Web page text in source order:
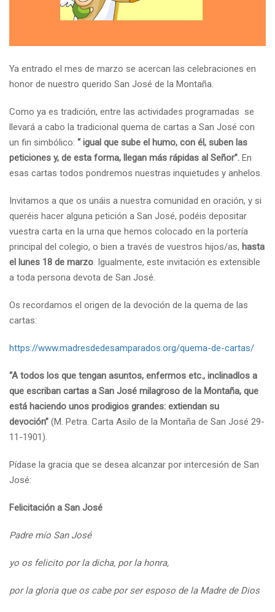
Ya entrado el mes de marzo se acercan las celebraciones en
honor de nuestro querido San José de la Montaña.
Como ya es tradición, entre las actividades programadas se
llevará a cabo la tradicional quema de cartas a San José con
un fin simbólico: “ igual que sube el humo, con él, suben las
peticiones y, de esta forma, llegan más rápidas al Señor”. En
esas cartas todos pondremos nuestras inquietudes y anhelos.
Invitamos a que os unáis a nuestra comunidad en oración, y si
queréis hacer alguna petición a San José, podéis depositar
vuestra carta en la urna que hemos colocado en la portería
principal del colegio, o bien a través de vuestros hijos/as, hasta
el lunes 18 de marzo. Igualmente, este invitación es extensible
a toda persona devota de San José.
Os recordamos el origen de la devoción de la quema de las
cartas:
https://www.madresdedesamparados.org/quema-de-cartas/
“A todos los que tengan asuntos, enfermos etc., inclinadlos a
que escriban cartas a San José milagroso de la Montaña, que
está haciendo unos prodigios grandes: extiendan su
devoción” (M. Petra. Carta Asilo de la Montaña de San José 29-
11-1901).
Pídase la gracia que se desea alcanzar por intercesión de San
José:
Felicitación a San José
Padre mío San José
yo os felicito por la dicha, por la honra,
por la gloria que os cabe por ser esposo de la Madre de Dios